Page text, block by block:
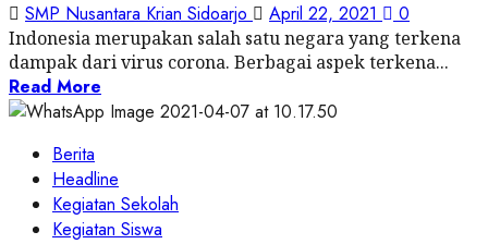
SMP Nusantara Krian Sidoarjo April 22, 2021 0
Indonesia merupakan salah satu negara yang terkena
dampak dari virus corona. Berbagai aspek terkena...
Read More
Berita
Headline
Kegiatan Sekolah
Kegiatan Siswa